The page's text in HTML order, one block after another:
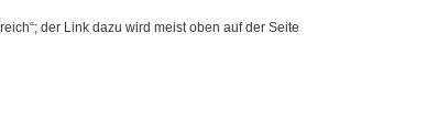
der Link dazu wird meist oben auf der Seite